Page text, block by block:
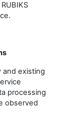
and existing
processing
observed